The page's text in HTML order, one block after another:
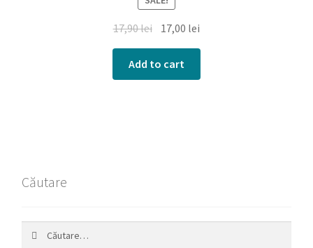
17,90lei 17,00 lei
Add to cart
Căutare